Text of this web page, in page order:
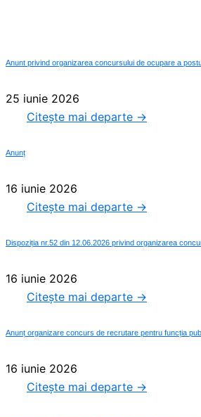
Anunt privind organizarea concursului de ocupare a
25 iunie 2026
Citește mai departe →
Anunț
16 iunie 2026
Citește mai departe →
Dispoziția nr.52 din 12.06.2026 privind organizarea
16 iunie 2026
Citește mai departe →
Anunț organizare concurs de recrutare pentru funcția
16 iunie 2026
Citește mai departe →